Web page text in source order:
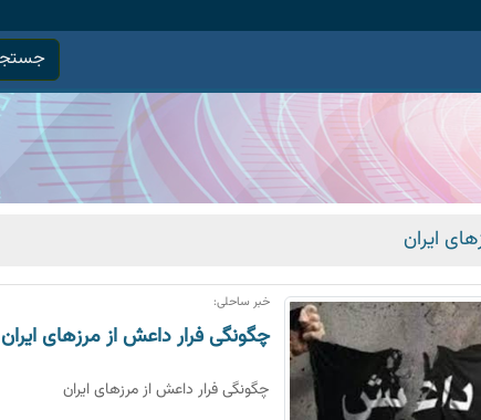
ایران
خبر ساحلی:
چگونگی فرار داعش از مرزهای ایران
چگونگی فرار داعش از مرزهای ایران